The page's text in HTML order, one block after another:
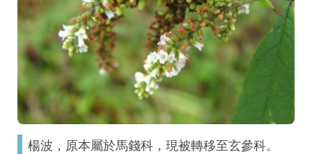
楊波，原本屬於馬錢科，現被轉移至玄參科。